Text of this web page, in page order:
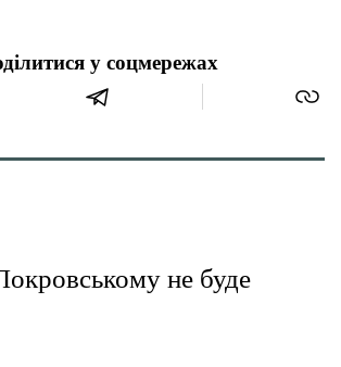
у соцмережах
не буде